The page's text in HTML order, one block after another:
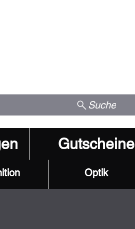
Suche
Gutscheine
Optik